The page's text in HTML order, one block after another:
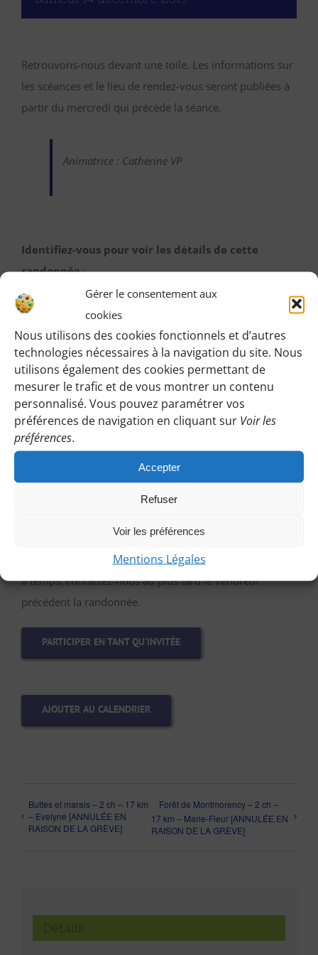
Gérer le consentement aux
cookies
Nous utilisons des cookies fonctionnels et d’autres
technologies nécessaires à la navigation du site. Nous
utilisons également des cookies permettant de
mesurer le trafic et de vous montrer un contenu
personnalisé. Vous pouvez paramétrer vos
préférences de navigation en cliquant sur Voir les
préférences.
Accepter
Refuser
Voir les préférences
Mentions Légales
Retrouvons-nous devant une toile. Les informations sur
les scéances et le lieu de rendez-vous seront publiées à
partir du mercredi qui précède la séance.
Animatrice : Catherine VP
Identifiez-vous pour voir les détails de cette
randonnée:
Une fois identifiée en tant qu’adhérente, vous pourrez
accéder ici à toutes les informations de rendez-vous,
horaires, lieux etc.
M’IDENTIFIER
Vous pouvez participer à une randonnée d’essai
sans engagement de votre part :
Cliquez sur le bouton ci-dessous et indiquez-nous votre
vous répondre en vous précisant le lieu de rendez-vous
et autres détails. Afin que nous puissions vous répondre
a temps, contactez-nous au plus tard le vendredi
précédent la randonnée.
PARTICIPER EN TANT QU’INVITÉE
AJOUTER AU CALENDRIER
Buttes et marais – 2 ch – 17 km
– Evelyne [ANNULÉE EN
RAISON DE LA GRÈVE]
Forêt de Montmorency – 2 ch –
17 km – Marie-Fleur [ANNULÉE EN
RAISON DE LA GRÈVE]
Détails